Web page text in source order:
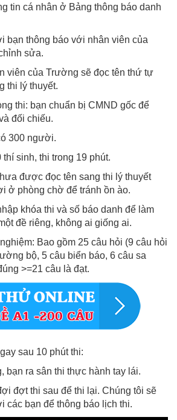
tin cá nhân ở Bảng thông báo danh
bạn thông báo với nhân viên của
sửa.
viên của Trường sẽ đọc tên thứ tự
thi lý thuyết.
thi: bạn chuẩn bị CMND gốc để
đối chiếu.
300 người.
sinh, thi trong 19 phút.
được đọc tên sang thi lý thuyết
ở phòng chờ để tránh ồn ào.
khóa thi và số báo danh để làm
đề riêng, không ai giống ai.
Bao gồm 25 câu hỏi (9 câu hỏi
bộ, 5 câu biển báo, 6 câu sa
>=21 câu là đạt.
sau 10 phút thi:
bạn ra sân thi thực hành tay lái.
đợt thi sau để thi lại. Chúng tôi sẽ
các bạn để thông báo lịch thi.